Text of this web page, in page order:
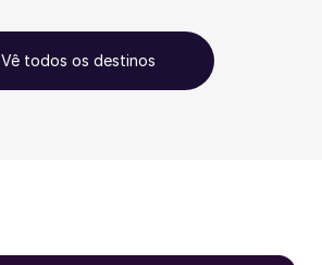
Vê todos os destinos